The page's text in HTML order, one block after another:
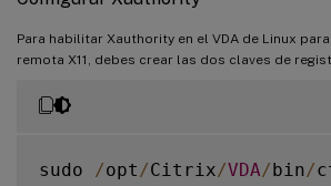
Para habilitar Xauthority en el VDA de Linux
remota X11, debes crear las dos claves de
sudo /opt /Citrix/VDA/bin/